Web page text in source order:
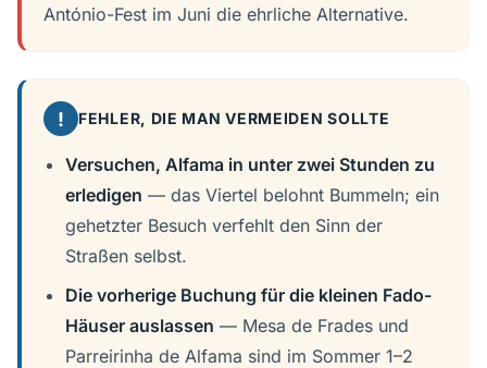
António-Fest im Juni die ehrliche Alternative.
! FEHLER, DIE MAN VERMEIDEN SOLLTE
Versuchen, Alfama in unter zwei Stunden zu
erledigen — das Viertel belohnt Bummeln; ein
gehetzter Besuch verfehlt den Sinn der
Straßen selbst.
Die vorherige Buchung für die kleinen Fado-
Häuser auslassen — Mesa de Frades und
Parreirinha de Alfama sind im Sommer 1–2